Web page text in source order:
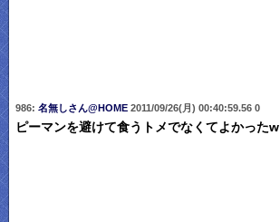
986: 名無しさん@HOME2011/09/26(月) 00:40:59.56 0
ピーマンを避けて食うトメでなくてよかったw